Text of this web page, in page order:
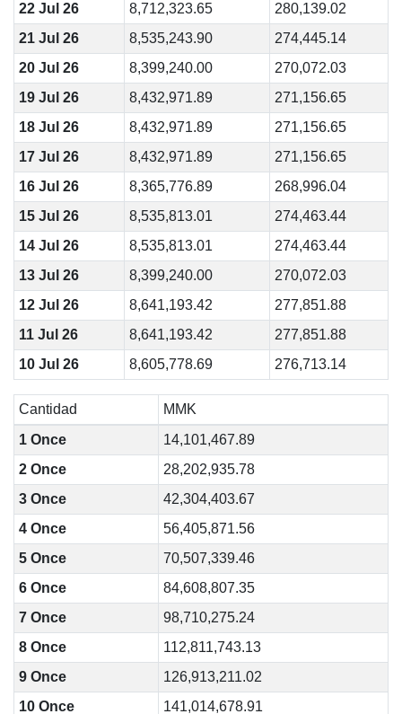
22 Jul 26
8,712,323.65
280,139.02
21 Jul 26
8,535,243.90
274,445.14
20 Jul 26
8,399,240.00
270,072.03
19 Jul 26
8,432,971.89
271,156.65
18 Jul 26
8,432,971.89
271,156.65
17 Jul 26
8,432,971.89
271,156.65
16 Jul 26
8,365,776.89
268,996.04
15 Jul 26
8,535,813.01
274,463.44
14 Jul 26
8,535,813.01
274,463.44
13 Jul 26
8,399,240.00
270,072.03
12 Jul 26
8,641,193.42
277,851.88
11 Jul 26
8,641,193.42
277,851.88
10 Jul 26
8,605,778.69 276,713.14
Cantidad
MMK
1 Once
14,101,467.89
2 Once
28,202,935.78
3 Once
42,304,403.67
4 Once
56,405,871.56
5 Once
70,507,339.46
6 Once
84,608,807.35
7 Once
98,710,275.24
8 Once
112,811,743.13
9 Once
126,913,211.02
10 Once
141,014,678.91